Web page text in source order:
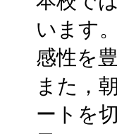
います
感性を
また，
ートを